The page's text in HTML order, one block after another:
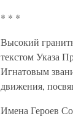
* * *
Высокий
текстом Указа
Игнатовым
движения,
Имена Героев